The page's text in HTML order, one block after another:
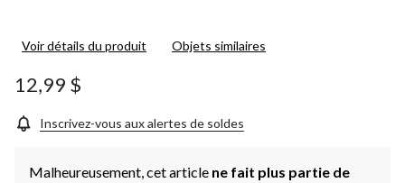
Voir détails du produit Objets similaires
12,99 $
Inscrivez-vous aux alertes de soldes
Malheureusement, cet article ne fait plus partie de